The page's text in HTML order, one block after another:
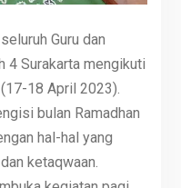
Guru dan
4 Surakarta mengikuti
18 April 2023).
bulan Ramadhan
hal-hal yang
ketaqwaan.